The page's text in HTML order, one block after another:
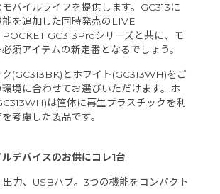
バイルライフを提供します。GC313に
を追加した同時発売のLIVE
GC313Proシリーズと共に、モ
須アイテムの新定番となるでしょう。
(GC313BK)とホワイト(GC313WH)をご
境に合わせてお選びいただけます。ホ
は筐体に再生プラスチックを利
考慮した製品です。
デバイスのお供にコレ1台
力、USBハブ。3つの機能をコンパクト